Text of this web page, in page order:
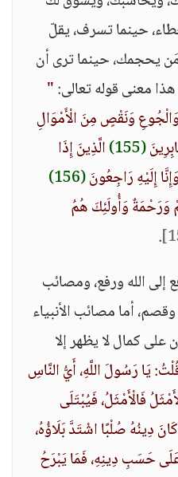
حينما تسرف، يقلّ
يحجمك، حينما ترى أن
معنى قوله تعالى:"
وَنَقْصٍ مِنَ الْأَمْوَالِ
(155)
الَّذِينَ إِذَا
إِلَيْهِ رَاجِعُونَ(156)
وَرَحْمَةٌ وَأُولَئِكَ هُمُ
.
الله ورفع، ومصائب
أما مصائب الأنبياء
كمال لا يظهر إلا
يَا رَسُولَ اللَّهِ، أَيُّ النَّاسِ
فَالْأَمْثَلُ، فَيُبْتَلَى
دِينُهُ صُلْبًا اشْتَدَّ بَلَاؤُهُ،
حَسَبِ دِينِهِ، فَمَا يَبْرَحُ